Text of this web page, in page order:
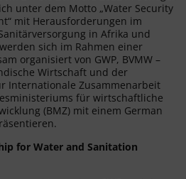
unter dem Motto „Water Security
mit Herausforderungen im
in Afrika und
sich im Rahmen einer
organisiert von GWP, BVMW –
Wirtschaft und der
Internationale Zusammenarbeit
für wirtschaftliche
(BMZ) mit einem German
for Water and Sanitation